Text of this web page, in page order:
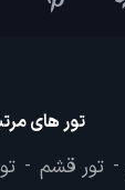
تور های
تور قشم